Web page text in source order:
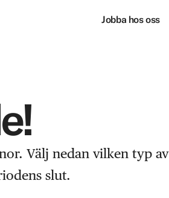
Jobba hos oss
Välj nedan vilken typ av
slut.